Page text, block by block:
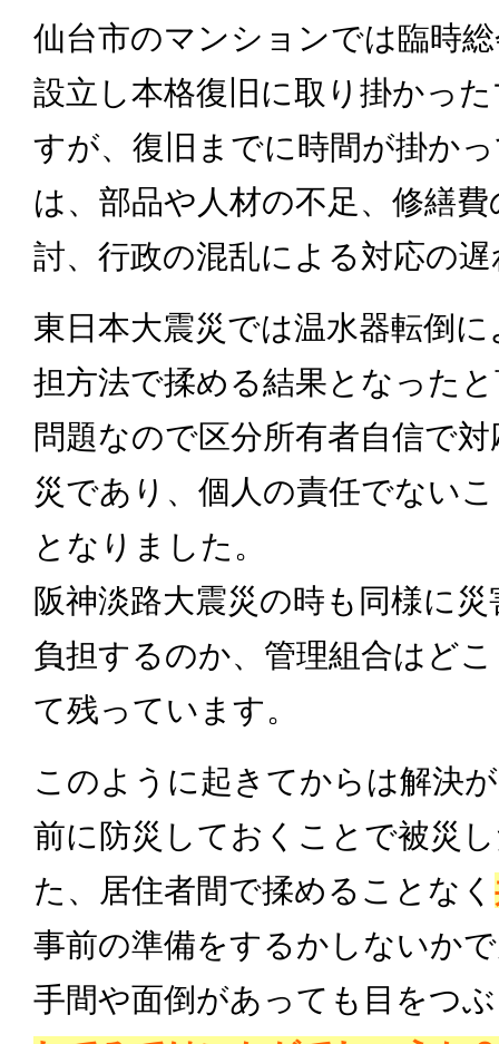
仙台市のマンションでは臨時
設立し本格復旧に取り掛かっ
すが、復旧までに時間が掛か
は、部品や人材の不足、修繕
討、行政の混乱による対応の
東日本大震災では温水器転倒
担方法で揉める結果となった
問題なので区分所有者自信で
災であり、個人の責任でない
となりました。
阪神淡路大震災の時も同様に
負担するのか、管理組合はど
て残っています。
このように起きてからは解決
前に防災しておくことで被災
た、居住者間で揉めることなく
事前の準備をするかしないか
手間や面倒があっても目をつ